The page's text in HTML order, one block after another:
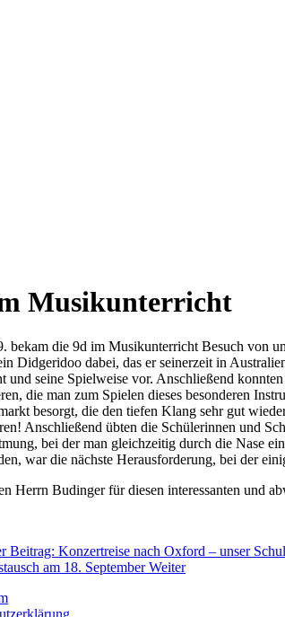
Musikunterricht
bekam die 9d im Musikunterricht Besuch von
Didgeridoo dabei, das er seinerzeit in
und seine Spielweise vor. Anschließend
die man zum Spielen dieses besonderen
besorgt, die den tiefen Klang sehr gut
Anschließend übten die Schülerinnen und
bei der man gleichzeitig durch die Nase
war die nächste Herausforderung, bei der
Herrn Budinger für diesen interessanten und
Beitrag: Konzertreise nach Oxford – unser
am 18. SeptemberWeiter